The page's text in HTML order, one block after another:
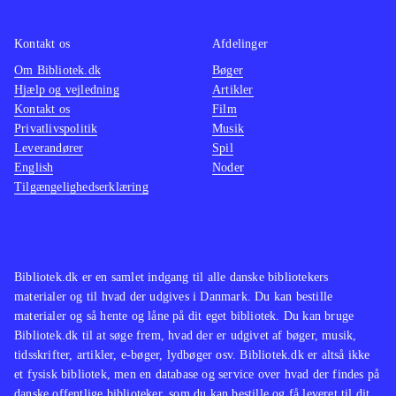
velkendte Singstar koncept. Men
netop det velkendte sangrepertoire vil
nok gøre det populært i de danske
stuer på tværs af aldersgrupper
Singstar konceptet er trods mange år
på bagen og begrænset udvikling af
gameplay siden fremkomsten stadig
med en sangstjerne i maven.
Bibliotek.dk er en samlet indgang til alle danske bibliotekers
materialer og til hvad der udgives i Danmark. Du kan bestille
materialer og så hente og låne på dit eget bibliotek. Du kan bruge
Bibliotek.dk til at søge frem, hvad der er udgivet af bøger, musik,
tidsskrifter, artikler, e-bøger, lydbøger osv. Bibliotek.dk er altså ikke
et fysisk bibliotek, men en database og service over hvad der findes på
Kontakt os
Om Bibliotek.dk
Hjælp og vejledning
Kontakt os
Privatlivspolitik
Leverandører
English
Tilgængelighedserklæring
Afdelinger
Bøger
Artikler
Film
Musik
Spil
Noder